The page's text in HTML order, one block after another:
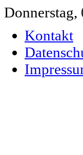
Donnerstag,
Kontakt